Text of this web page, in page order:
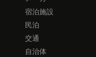
宿泊施設
民泊
交通
自治体